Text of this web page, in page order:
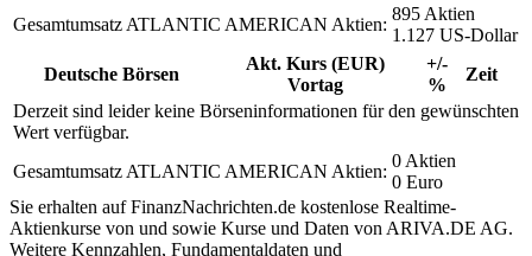
Gesamtumsatz ATLANTIC AMERICAN Aktien:
895 Aktien
1.127 US-Dollar
Deutsche Börsen
Akt. Kurs (EUR)
Vortag
+/-
%
Zeit
Derzeit sind leider keine Börseninformationen für den gewünschten
Wert verfügbar.
Gesamtumsatz ATLANTIC AMERICAN Aktien:
0 Aktien
0 Euro
Sie erhalten auf FinanzNachrichten.de kostenlose Realtime-
Aktienkurse von und sowie Kurse und Daten von ARIVA.DE AG.
Weitere Kennzahlen, Fundamentaldaten und